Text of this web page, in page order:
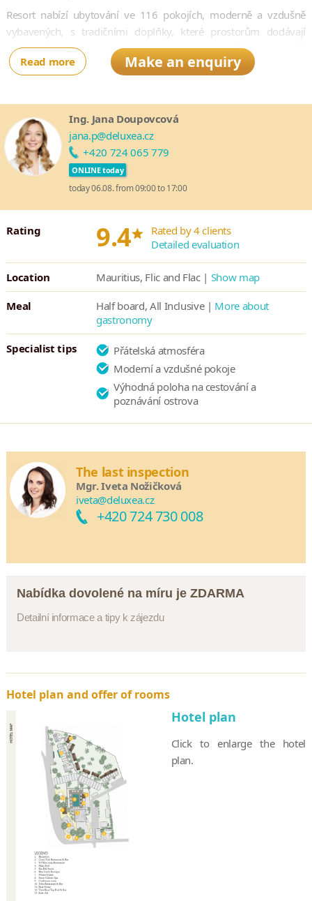
Resort nabízí ubytování ve 116 pokojích, moderně a vzdušně
vybavených, s tradičními doplňky, které prostorům dodávají
originální punc autenticity. Ve všech pokojích je k dispozici WiFi
připojení, stejně jako ve společných prostorách.
budete s radostí vychutnávat lahodné vychlazené koktejly a
pozorovat okolní dění. Opravdový relax zažijete i u obou bazénů,
z nichž jeden se nachází na terase s báječným výhledem na
zátoku a je určený pouze hostům z apartmánů Privilege. Nechybí
ani menší osobité lázně a fitness centrum.
Je ideální jak pro rodiny s dětmi, tak pro páry či skupinky přátel.
Read more Make an enquiry
Ing. Jana Doupovcová
jana.p@deluxea.cz
+420 724 065 779
ONLINE today
today 06.08. from 09:00 to 17:00
Rating 9.4* Rated by 4 clients
Detailed evaluation
Location Mauritius, Flic and Flac | Show map
Meal Half board, All Inclusive | More about
gastronomy
Specialist tips
Přátelská atmosféra
Moderní a vzdušné pokoje
Výhodná poloha na cestování a
poznávání ostrova
The last inspection
Mgr. Iveta Nožičková
iveta@deluxea.cz
+420 724 730 008
Nabídka dovolené na míru je ZDARMA
Detailní informace a tipy k zájezdu
Hotel plan and offer of rooms
Hotel plan
Click to enlarge the hotel
plan.